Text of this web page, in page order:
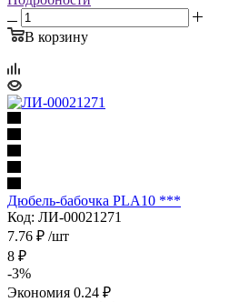
В корзину
Дюбель-бабочка PLA10 ***
Код: ЛИ-00021271
7.76 ₽ /шт
8 ₽
-3%
Экономия 0.24 ₽